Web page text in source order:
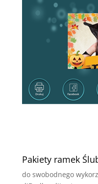
Pakiety ramek
do swobodnego